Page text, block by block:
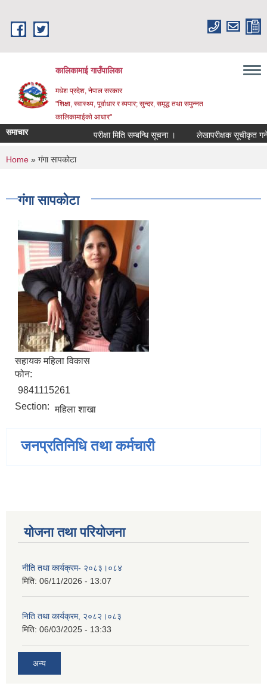
कालिकामाई गाउँपालिका
मधेश प्रदेश, नेपाल सरकार
"शिक्षा, स्वास्थ्य, पूर्वाधार र व्यपार; सुन्दर, समृद्ध तथा समुन्नत
कालिकामाईको आधार"
समाचार परीक्षा मिति सम्बन्धि सूचना । लेखापरीक्षक सूचीकृत गर्ने
You are here
Home » गंगा सापकोटा
गंगा सापकोटा
सहायक महिला विकास
फोन:
9841115261
Section: महिला शाखा
जनप्रतिनिधि तथा कर्मचारी
योजना तथा परियोजना
नीति तथा कार्यक्रम- २०८३।०८४
मिति: 06/11/2026 - 13:07
निति तथा कार्यक्रम, २०८२।०८३
मिति: 06/03/2025 - 13:33
अन्य